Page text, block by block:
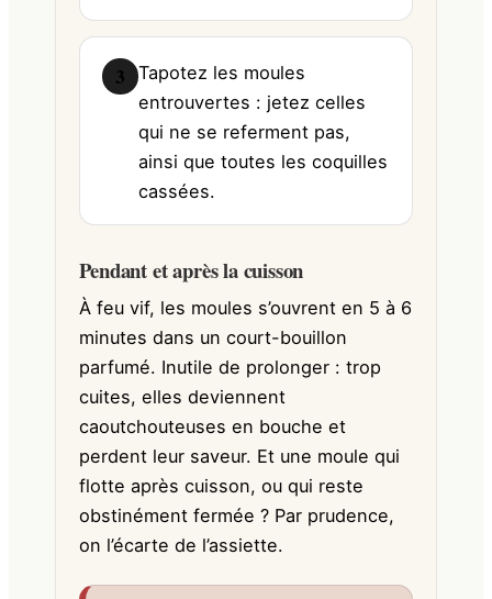
3
Tapotez les moules
entrouvertes : jetez celles
qui ne se referment pas,
ainsi que toutes les coquilles
cassées.
Pendant et après la cuisson
À feu vif, les moules s’ouvrent en 5 à 6
minutes dans un court-bouillon
parfumé. Inutile de prolonger : trop
cuites, elles deviennent
caoutchouteuses en bouche et
perdent leur saveur. Et une moule qui
flotte après cuisson, ou qui reste
obstinément fermée ? Par prudence,
on l’écarte de l’assiette.